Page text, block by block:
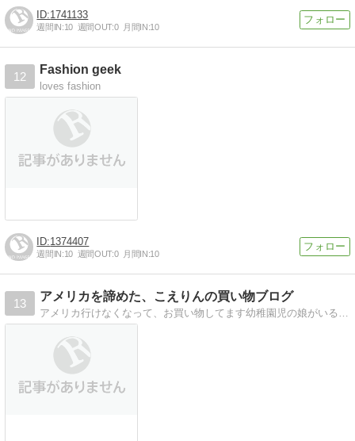
1741133
週間IN:10 週間OUT:0 月間IN:10
12
Fashion geek
loves fashion
1374407
週間IN:10 週間OUT:0 月間IN:10
13
アメリカを諦めた、こえりんの買い物ブログ